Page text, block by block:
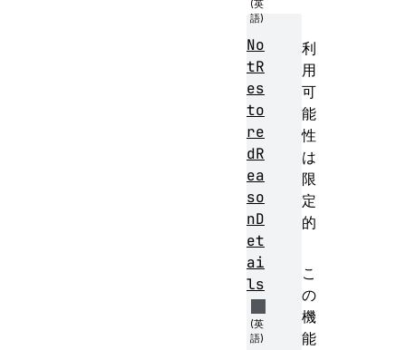
利
用
可
能
性
は
限
定
的
こ
の
機
能
No
tR
es
to
re
dR
ea
so
nD
et
ai
ls